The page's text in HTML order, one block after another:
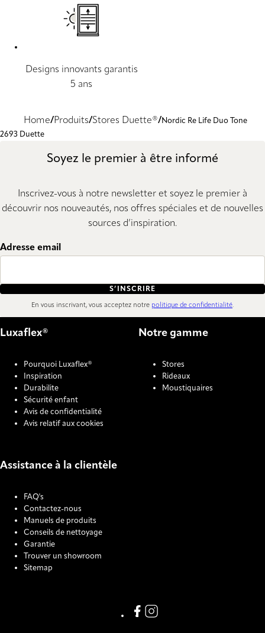
Designs innovants garantis
5 ans
Home Produits Stores Duette®
Nordic Re Life Duo Tone
2693 Duette
Soyez le premier à être informé
Inscrivez-vous à notre newsletter et soyez le premier à
découvrir nos nouveautés, nos offres spéciales et de nouvelles
sources d’inspiration.
Adresse email
S’INSCRIRE
En vous inscrivant, vous acceptez notre politique de confidentialité.
Luxaflex®
Pourquoi Luxaflex®
Inspiration
Durabilite
Sécurité enfant
Avis de confidentialité
Avis relatif aux cookies
Notre gamme
Stores
Rideaux
Moustiquaires
Assistance à la clientèle
FAQ's
Contactez-nous
Manuels de produits
Conseils de nettoyage
Garantie
Trouver un showroom
Sitemap
Link missing Display text from
Link missing Display text